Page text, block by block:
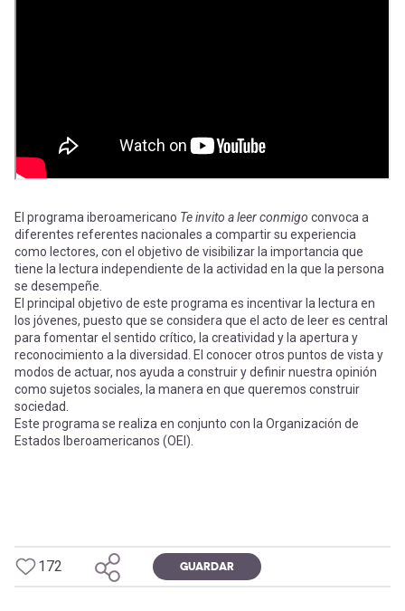
entrar
a
mi
cuenta
El programa iberoamericano Te invito a leer conmigo convoca a
diferentes referentes nacionales a compartir su experiencia
como lectores, con el objetivo de visibilizar la importancia que
tiene la lectura independiente de la actividad en la que la persona
se desempeñe.
El principal objetivo de este programa es incentivar la lectura en
los jóvenes, puesto que se considera que el acto de leer es central
para fomentar el sentido crítico, la creatividad y la apertura y
reconocimiento a la diversidad. El conocer otros puntos de vista y
modos de actuar, nos ayuda a construir y definir nuestra opinión
como sujetos sociales, la manera en que queremos construir
sociedad.
Este programa se realiza en conjunto con la Organización de
Estados Iberoamericanos (OEI).
172 GUARDAR